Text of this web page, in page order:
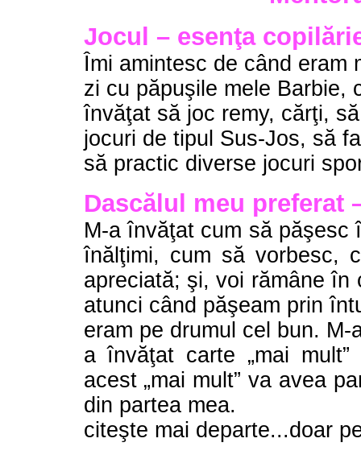
Jocul – esenţa
Îmi amintesc de când eram
zi cu păpuşile mele Barbie,
învăţat să joc remy, cărţi,
jocuri de tipul Sus-Jos, să
să practic diverse jocuri
Dascălul meu preferat
M-a învăţat cum să păşesc
înălţimi, cum să vorbesc,
apreciată; şi, voi rămâne în
atunci când păşeam prin
eram pe drumul cel bun.
a învăţat carte „mai
acest „mai mult” va avea
din partea mea.
citeşte mai departe...doar